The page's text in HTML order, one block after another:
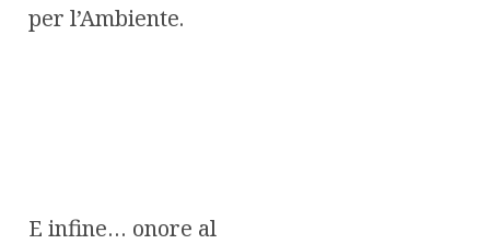
per l’Ambiente.
E infine… onore al